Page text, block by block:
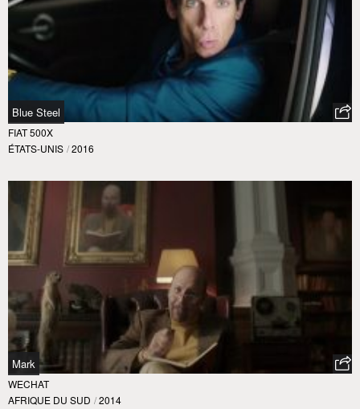
Blue Steel
FIAT 500X
ÉTATS-UNIS / 2016
Mark
WECHAT
AFRIQUE DU SUD / 2014